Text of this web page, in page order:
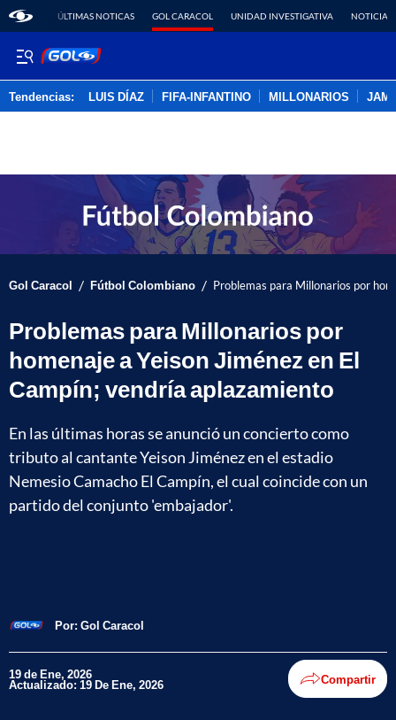
ÚLTIMAS NOTICAS GOL CARACOL UNIDAD INVESTIGATIVA NOTICIAS
Tendencias: LUIS DÍAZ FIFA-INFANTINO MILLONARIOS
Gol Caracol / Fútbol Colombiano / Problemas para Millonarios por
Problemas para Millonarios por
homenaje a Yeison Jiménez en El
Campín; vendría aplazamiento
En las últimas horas se anunció un concierto como
tributo al cantante Yeison Jiménez en el estadio
Nemesio Camacho El Campín, el cual coincide con un
partido del conjunto 'embajador'.
Por: Gol Caracol
19 de Ene, 2026
Actualizado: 19 De Ene, 2026 Compartir